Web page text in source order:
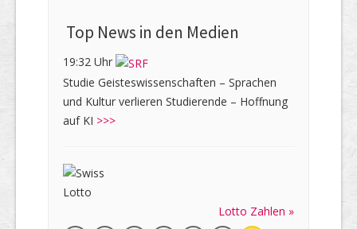
Top News in den Medien
19:32 Uhr
Studie Geisteswissenschaften – Sprachen
und Kultur verlieren Studierende – Hoffnung
auf KI >>>
Lotto Zahlen »